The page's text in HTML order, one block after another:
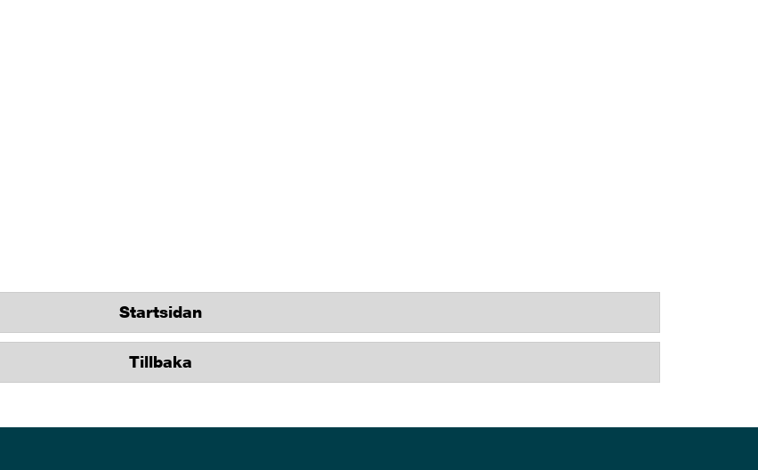
Startsidan
Tillbaka